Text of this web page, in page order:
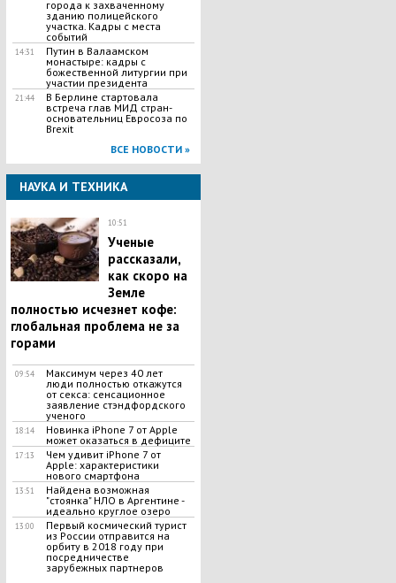
города к захваченному
зданию полицейского
участка. Кадры с места
событий
14:31
Путин в Валаамском
монастыре: кадры с
божественной литургии при
участии президента
21:44
В Берлине стартовала
встреча глав МИД стран-
основательниц Евросоза по
Brexit
ВСЕ НОВОСТИ »
НАУКА И ТЕХНИКА
10:51
Ученые
рассказали,
как скоро на
Земле
полностью исчезнет кофе:
глобальная проблема не за
горами
09:54
Максимум через 40 лет
люди полностью откажутся
от секса: сенсационное
заявление стэндфордского
ученого
18:14
Новинка iPhone 7 от Apple
может оказаться в дефиците
17:13
Чем удивит iPhone 7 от
Apple: характеристики
нового смартфона
13:51
Найдена возможная
"стоянка" НЛО в Аргентине -
идеально круглое озеро
13:00
Первый космический турист
из России отправится на
орбиту в 2018 году при
посредничестве
зарубежных партнеров